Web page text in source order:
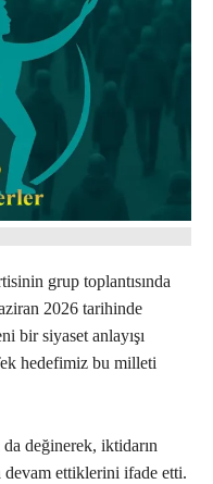
grup toplantısında
2026 tarihinde
bir siyaset anlayışı
hedefimiz bu milleti
değinerek, iktidarın
devam ettiklerini ifade etti.